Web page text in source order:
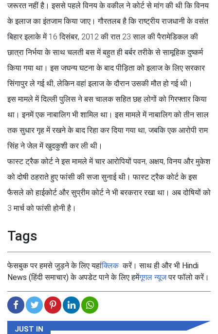
जरूरत नहीं है। इससे पहले विनय के वकील ने कोर्ट से मांग की थी कि विनय
के इलाज का इंतजाम किया जाए। गौरतलब है कि राष्ट्रीय राजधानी के वसंत
बिहार इलाके में 16 दिसंबर, 2012 की रात 23 साल की पैरामेडिकल की
छात्रा निर्भया के साथ चलती बस में बहुत ही बर्बर तरीके से सामूहिक दुष्कर्म
किया गया था। इस जघन्य घटना के बाद पीड़िता को इलाज के लिए सरकार
सिंगापुर ले गई थी, लेकिन वहां इलाज के दौरान उसकी मौत हो गई थी।
इस मामले में दिल्ली पुलिस ने बस चालक सहित छह लोगों को गिरफ्तार किया
था। इनमें एक नाबालिग भी शामिल था। इस मामले में नाबालिग को तीन साल
तक सुधार गृह में रखने के बाद रिहा कर दिया गया था, जबकि एक आरोपी राम
सिंह ने जेल में खुदकुशी कर ली थी।
फास्ट ट्रैक कोर्ट ने इस मामले में चार आरोपियों पवन, अक्षय, विनय और मुकेश
को दोषी ठहराते हुए फांसी की सजा सुनाई थी। फास्ट ट्रैक कोर्ट के इस
फैसले को हाईकोर्ट और सुप्रीम कोर्ट ने भी बरकरार रखा था। अब दोषियों को
3 मार्च को फांसी होनी है।
Tags
फेसबुक पर हमसे जुड़ने के लिए यहांक्लिककरें। साथ ही और भी Hindi
News (हिंदी समाचार) के अपडेट पाने के लिए हमेंगूगल न्यूजपर फॉलो करें।
JUST IN